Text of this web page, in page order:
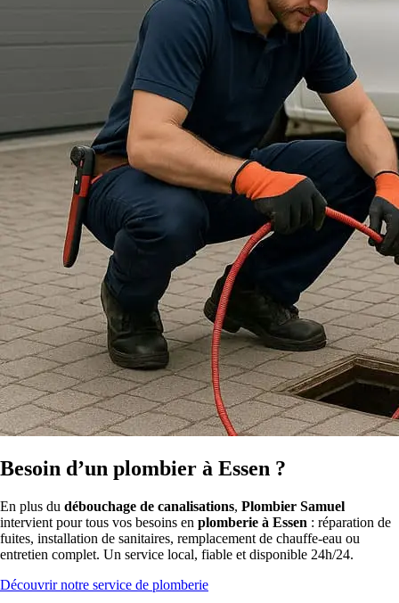
Besoin d’un plombier à Essen ?
En plus du débouchage de canalisations, Plombier Samuel
intervient pour tous vos besoins en plomberie à Essen : réparation de
fuites, installation de sanitaires, remplacement de chauffe-eau ou
entretien complet. Un service local, fiable et disponible 24h/24.
Découvrir notre service de plomberie